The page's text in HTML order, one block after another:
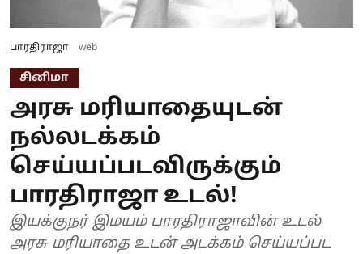
பாரதிராஜா web
சினிமா
அரசு மரியாதையுடன்
நல்லடக்கம்
செய்யப்படவிருக்கும்
பாரதிராஜா உடல்!
இயக்குநர் இமயம் பாரதிராஜாவின் உடல்
அரசு மரியாதை உடன் அடக்கம் செய்யப்பட